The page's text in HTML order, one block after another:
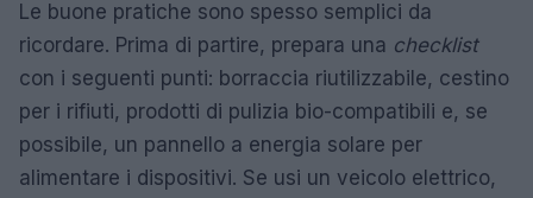
Le buone pratiche sono spesso semplici da
ricordare. Prima di partire, prepara una checklist
con i seguenti punti: borraccia riutilizzabile, cestino
per i rifiuti, prodotti di pulizia bio-compatibili e, se
possibile, un pannello a energia solare per
alimentare i dispositivi. Se usi un veicolo elettrico,